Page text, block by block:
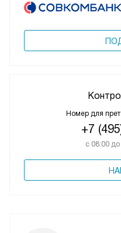
Номер для
+7
с 08:00